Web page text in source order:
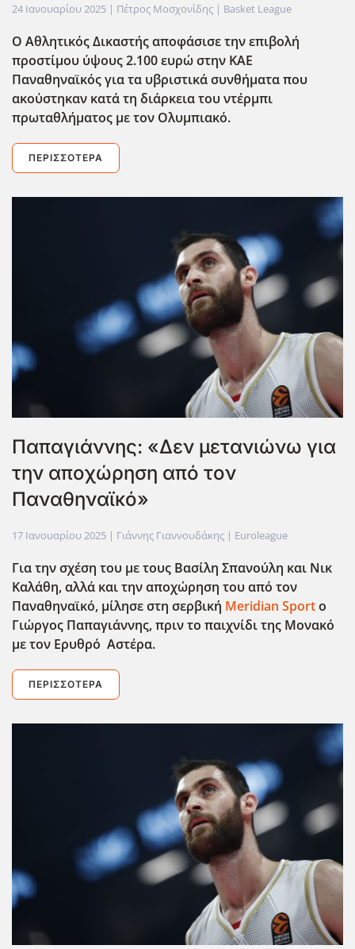
24 Ιανουαρίου 2025 | Πέτρος Μοσχονίδης | Basket League
Ο Αθλητικός Δικαστής αποφάσισε την επιβολή
προστίμου ύψους 2.100 ευρώ στην ΚΑΕ
Παναθηναϊκός για τα υβριστικά συνθήματα που
ακούστηκαν κατά τη διάρκεια του ντέρμπι
πρωταθλήματος με τον Ολυμπιακό.
ΠΕΡΙΣΣΌΤΕΡΑ
Παπαγιάννης: «Δεν μετανιώνω για
την αποχώρηση από τον
Παναθηναϊκό»
17 Ιανουαρίου 2025 | Γιάννης Γιαννουδάκης | Euroleague
Για την σχέση του με τους Βασίλη Σπανούλη και Νικ
Καλάθη, αλλά και την αποχώρηση του από τον
Παναθηναϊκό, μίλησε στη σερβική Meridian Sportο
Γιώργος Παπαγιάννης, πριν το παιχνίδι της Μονακό
με τον Ερυθρό Αστέρα.
ΠΕΡΙΣΣΌΤΕΡΑ